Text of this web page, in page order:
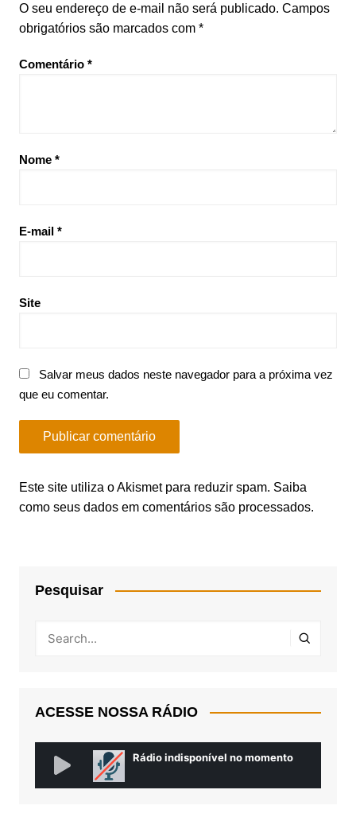
O seu endereço de e-mail não será publicado. Campos
obrigatórios são marcados com *
Comentário *
Nome *
E-mail *
Site
Salvar meus dados neste navegador para a próxima vez
que eu comentar.
Este site utiliza o Akismet para reduzir spam. Saiba
como seus dados em comentários são processados.
Pesquisar
ACESSE NOSSA RÁDIO